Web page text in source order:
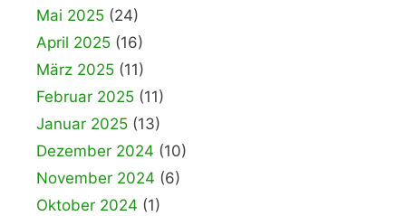
Mai 2025 (24)
April 2025 (16)
März 2025 (11)
Februar 2025 (11)
Januar 2025 (13)
Dezember 2024 (10)
November 2024 (6)
Oktober 2024 (1)